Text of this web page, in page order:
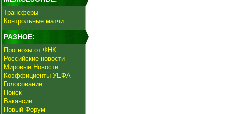
Трансферы
Контрольные матчи
РАЗНОЕ:
Прогнозы от ФНК
Российские новости
Мировые Новости
Коэффициенты УЕФА
Голосование
Поиск
Вакансии
Новый Форум